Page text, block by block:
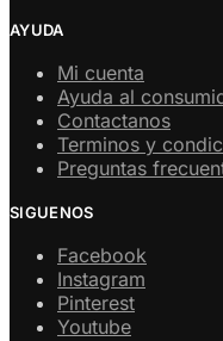
AYUDA
Mi cuenta
Ayuda al
Contactanos
Terminos y
Preguntas
SIGUENOS
Facebook
Instagram
Pinterest
Youtube